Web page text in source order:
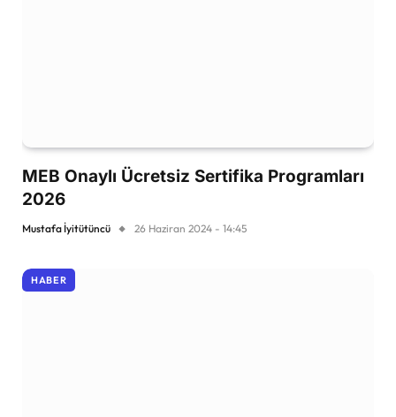
MEB Onaylı Ücretsiz Sertifika Programları
2026
Mustafa İyitütüncü 26 Haziran 2024 - 14:45
HABER